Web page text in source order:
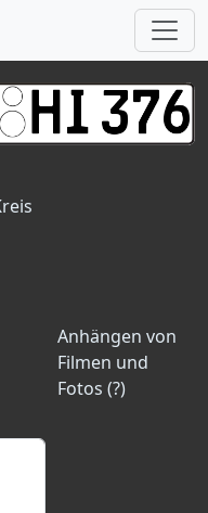
Anhängen von
Filmen und
Fotos (?)